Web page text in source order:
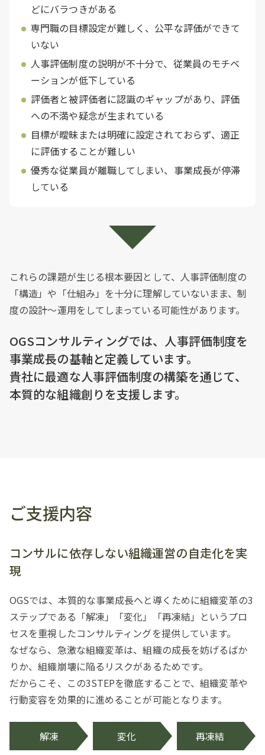
どにバラつきがある
専門職の目標設定が難しく、公平な評価ができて
いない
人事評価制度の説明が不十分で、従業員のモチベ
ーションが低下している
評価者と被評価者に認識のギャップがあり、評価
への不満や疑念が生まれている
目標が曖昧または明確に設定されておらず、適正
に評価することが難しい
優秀な従業員が離職してしまい、事業成長が停滞
している
これらの課題が生じる根本要因として、人事評価制度の
「構造」や「仕組み」を十分に理解していないまま、制
度の設計〜運用をしてしまっている可能性があります。
OGSコンサルティングでは、人事評価制度を
事業成長の基軸と定義しています。
貴社に最適な人事評価制度の構築を通じて、
本質的な組織創りを支援します。
ご支援内容
コンサルに依存しない組織運営の自走化を実
現
OGSでは、本質的な事業成長へと導くために組織変革の3
ステップである「解凍」「変化」「再凍結」というプロ
セスを重視したコンサルティングを提供しています。
なぜなら、急激な組織変革は、組織の成長を妨げるばか
りか、組織崩壊に陥るリスクがあるためです。
だからこそ、この3STEPを徹底することで、組織変革や
行動変容を効果的に進めることが可能となります。
解凍 変化 再凍結